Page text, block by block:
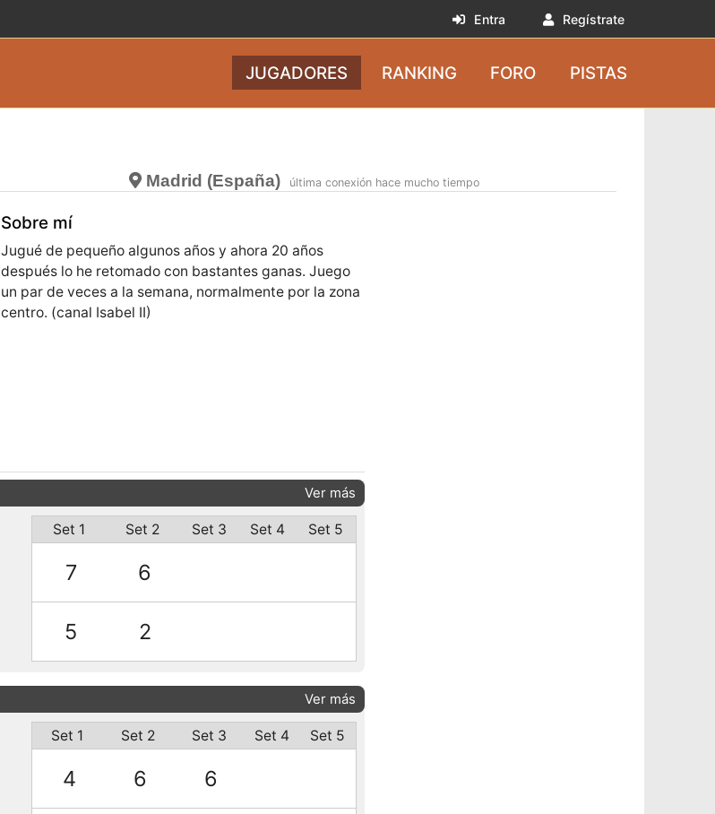
Entra Regístrate
JUGADORES RANKING FORO PISTAS
Madrid (España) última conexión hace mucho tiempo
Sobre mí
Jugué de pequeño algunos años y ahora 20 años
después lo he retomado con bastantes ganas. Juego
un par de veces a la semana, normalmente por la zona
centro. (canal Isabel II)
Ver más
Set 1 Set 2 Set 3 Set 4 Set 5
7 6
5 2
Ver más
Set 1 Set 2 Set 3 Set 4 Set 5
4 6 6